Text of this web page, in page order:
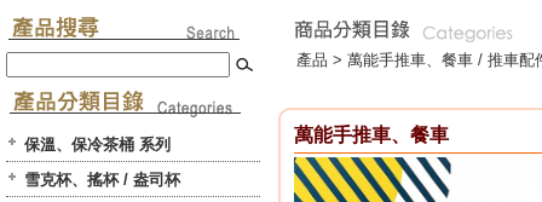
保溫、保冷茶桶 系列
雪克杯、搖杯 / 盎司杯
產品 > 萬能手推車、餐車 / 推車配
萬能手推車、餐車